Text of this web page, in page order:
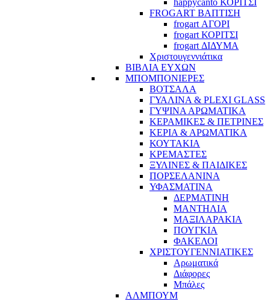
FROGART ΒΑΠΤΙΣΗ
frogart ΑΓΟΡΙ
frogart ΚΟΡΙΤΣΙ
frogart ΔΙΔΥΜΑ
Χριστουγεννιάτικα
ΒΙΒΛΙΑ ΕΥΧΩΝ
ΜΠΟΜΠΟΝΙΕΡΕΣ
ΒΟΤΣΑΛΑ
ΓΥΑΛΙΝΑ & PLEXI GLASS
ΓΥΨΙΝΑ ΑΡΩΜΑΤΙΚΑ
ΚΕΡΑΜΙΚΕΣ & ΠΕΤΡΙΝΕΣ
ΚΕΡΙΑ & ΑΡΩΜΑΤΙΚΑ
ΚΟΥΤΑΚΙΑ
ΚΡΕΜΑΣΤΕΣ
ΞΥΛΙΝΕΣ & ΠΑΙΔΙΚΕΣ
ΠΟΡΣΕΛΑΝΙΝΑ
ΥΦΑΣΜΑΤΙΝA
ΔΕΡΜΑΤΙΝΗ
ΜΑΝΤΗΛΙΑ
ΜΑΞΙΛΑΡΑΚΙΑ
ΠΟΥΓΚΙΑ
ΦΑΚΕΛΟΙ
ΧΡΙΣΤΟΥΓΕΝΝΙΑΤΙΚΕΣ
Αρωματικά
Διάφορες
Μπάλες
ΑΛΜΠΟΥΜ